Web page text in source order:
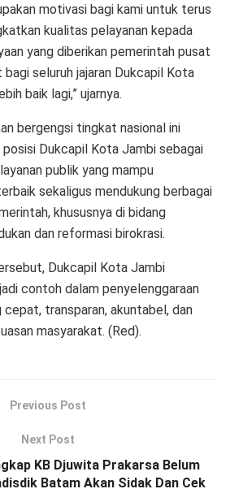
motivasi bagi kami untuk terus
kualitas pelayanan kepada
yang diberikan pemerintah pusat
seluruh jajaran Dukcapil Kota
baik lagi,” ujarnya.
bergengsi tingkat nasional ini
Dukcapil Kota Jambi sebagai
publik yang mampu
sekaligus mendukung berbagai
khususnya di bidang
dan reformasi birokrasi.
Dukcapil Kota Jambi
contoh dalam penyelenggaraan
cepat, transparan, akuntabel, dan
masyarakat. (Red).
Previous Post
Next Post
KB Djuwita Prakarsa Belum
Batam Akan Sidak Dan Cek